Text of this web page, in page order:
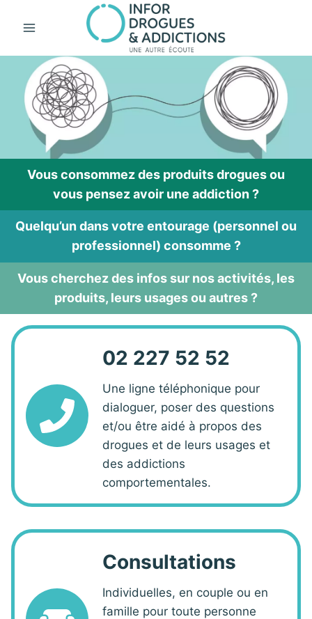
Vous consommez des produits drogues ou
vous pensez avoir une addiction ?
Quelqu’un dans votre entourage (personnel ou
professionnel) consomme ?
Vous cherchez des infos sur nos activités, les
produits, leurs usages ou autres ?
02 227 52 52
Une ligne téléphonique pour
dialoguer, poser des questions
et/ou être aidé à propos des
drogues et de leurs usages et
des addictions
comportementales.
Consultations
Individuelles, en couple ou en
famille pour toute personne